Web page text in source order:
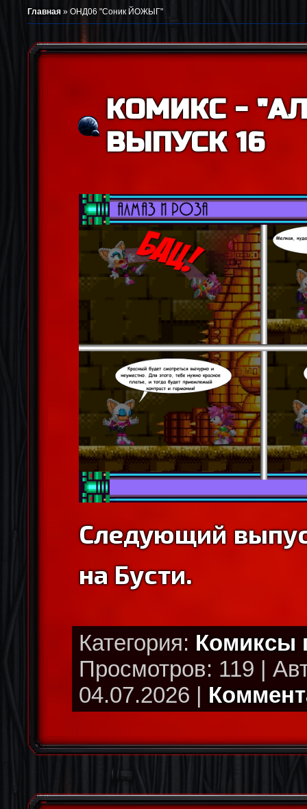
Главная » ОНД06 "Соник ЙОЖЫГ"
КОМИКС -
ВЫПУСК 16
Следующий
на Бусти.
Категория:
Просмотров: 119 |
04.07.2026 |